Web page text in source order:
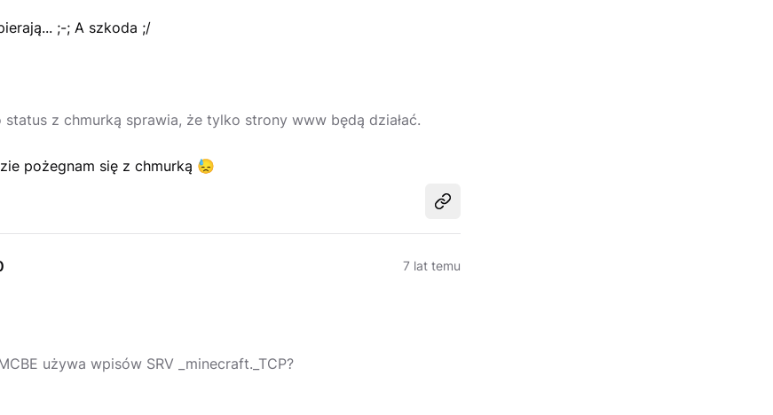
;-; A szkoda ;/
status z chmurką sprawia, że tylko strony www będą działać.
pożegnam się z chmurką 😓
Udostępnij
7 lat temu
używa wpisów SRV _minecraft._TCP?